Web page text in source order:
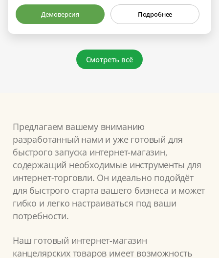
Демоверсия Подробнее
Смотреть всё
Предлагаем вашему вниманию
разработанный нами и уже готовый для
быстрого запуска интернет-магазин,
содержащий необходимые инструменты для
интернет-торговли. Он идеально подойдёт
для быстрого старта вашего бизнеса и может
гибко и легко настраиваться под ваши
потребности.
Наш готовый интернет-магазин
канцелярских товаров имеет возможность